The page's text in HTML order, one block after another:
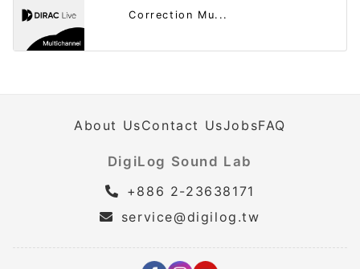
Correction Mu...
About UsContact UsJobsFAQ
DigiLog Sound Lab
+886 2-23638171
service@digilog.tw